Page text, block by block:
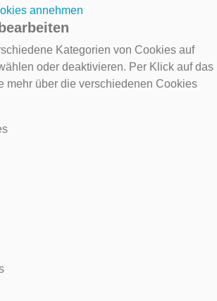
annehmen
Kategorien von Cookies auf
oder deaktivieren. Per Klick auf das
mehr über die verschiedenen Cookies